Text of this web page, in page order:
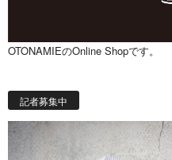
OTONAMIEのOnline Shopです。
記者募集中